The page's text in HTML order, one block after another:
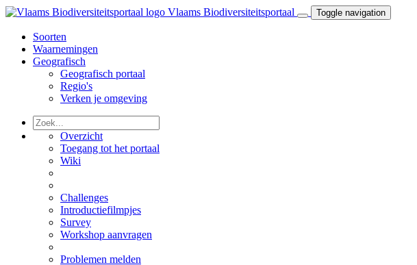
Vlaams Biodiversiteitsportaal Toggle navigation
Soorten
Waarnemingen
Geografisch
Geografisch portaal
Regio's
Verken je omgeving
Overzicht
Toegang tot het portaal
Wiki
Challenges
Introductiefilmpjes
Survey
Workshop aanvragen
Problemen melden